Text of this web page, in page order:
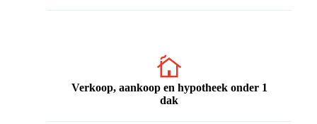
Verkoop, aankoop en hypotheek onder 1
dak